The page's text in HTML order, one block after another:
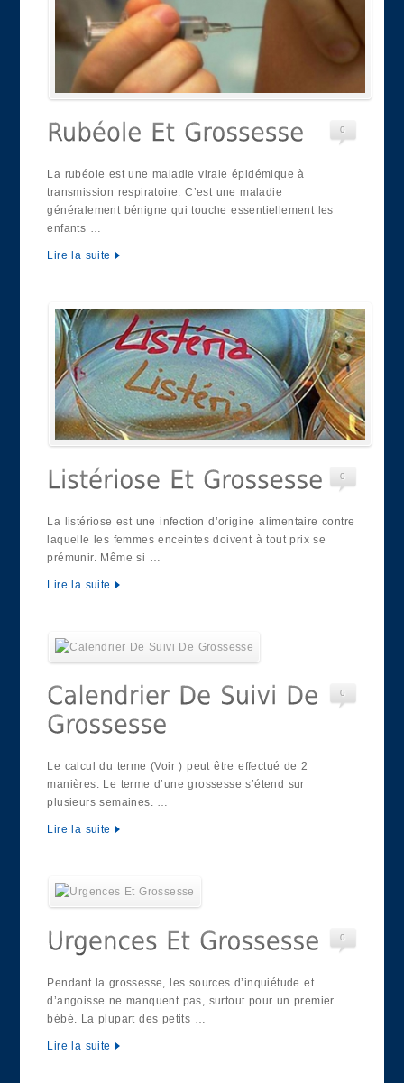
0
La rubéole est une maladie virale épidémique à
transmission respiratoire. C’est une maladie
généralement bénigne qui touche essentiellement les
enfants …
Lire la suite
0
La listériose est une infection d’origine alimentaire contre
laquelle les femmes enceintes doivent à tout prix se
prémunir. Même si …
Lire la suite
0
Le calcul du terme (Voir ) peut être effectué de 2
manières: Le terme d’une grossesse s’étend sur
plusieurs semaines. …
Lire la suite
0
Pendant la grossesse, les sources d’inquiétude et
d’angoisse ne manquent pas, surtout pour un premier
bébé. La plupart des petits …
Lire la suite